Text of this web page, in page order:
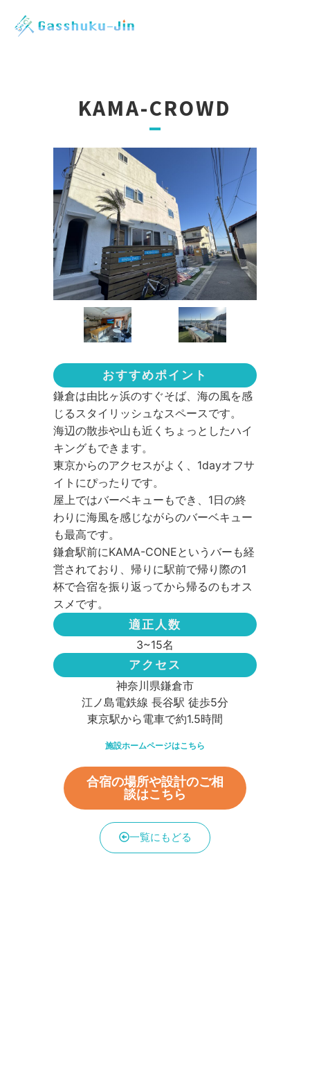
KAMA-CROWD
おすすめポイント
鎌倉は由比ヶ浜のすぐそば、海の風を感
じるスタイリッシュなスペースです。
海辺の散歩や山も近くちょっとしたハイ
キングもできます。
東京からのアクセスがよく、1dayオフサ
イトにぴったりです。
屋上ではバーベキューもでき、1日の終
わりに海風を感じながらのバーベキュー
も最高です。
鎌倉駅前にKAMA-CONEというバーも経
営されており、帰りに駅前で帰り際の1
杯で合宿を振り返ってから帰るのもオス
スメです。
適正人数
3~15名
アクセス
神奈川県鎌倉市
江ノ島電鉄線 長谷駅 徒歩5分
東京駅から電車で約1.5時間
施設ホームページはこちら
合宿の場所や設計のご相
談はこちら
一覧にもどる